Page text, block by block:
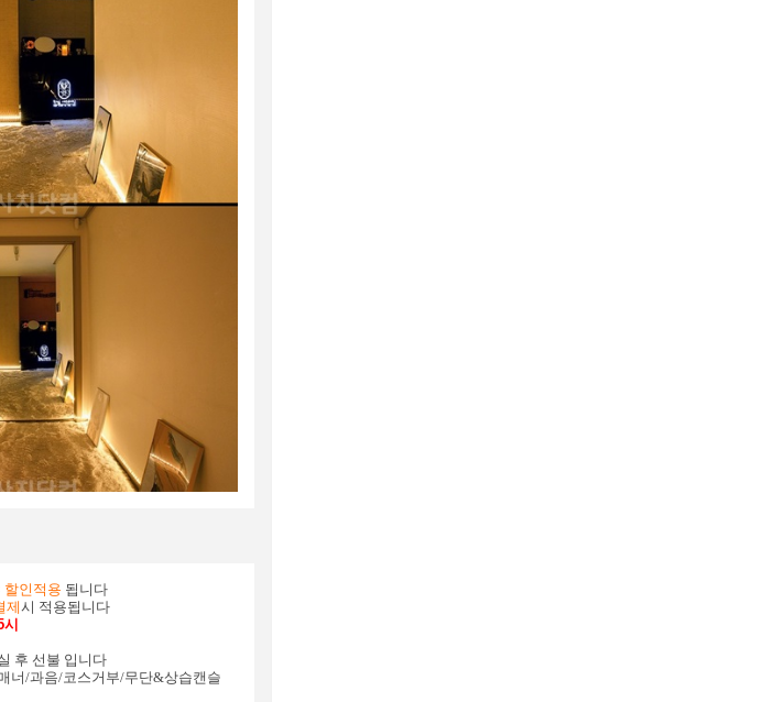
할인적용 됩니다
제시 적용됩니다
후 선불 입니다
너/과음/코스거부/무단&상습캔슬